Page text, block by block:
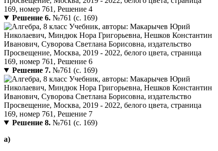
Решение 6.№761 (с. 169)
Решение 7.№761 (с. 169)
Решение 8.№761 (с. 169)
а)